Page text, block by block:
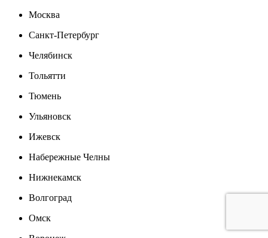
Москва
Санкт-Петербург
Челябинск
Тольятти
Тюмень
Ульяновск
Ижевск
Набережные Челны
Нижнекамск
Волгоград
Омск